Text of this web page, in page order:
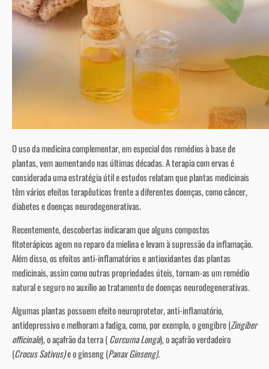
O uso da medicina complementar, em especial dos remédios à base de
plantas, vem aumentando nas últimas décadas. A terapia com ervas é
considerada uma estratégia útil e estudos relatam que plantas medicinais
têm vários efeitos terapêuticos frente a diferentes doenças, como câncer,
diabetes e doenças neurodegenerativas.
Recentemente, descobertas indicaram que alguns compostos
fitoterápicos agem no reparo da mielina e levam à supressão da inflamação.
Além disso, os efeitos anti-inflamatórios e antioxidantes das plantas
medicinais, assim como outras propriedades úteis, tornam-as um remédio
natural e seguro no auxílio ao tratamento de doenças neurodegenerativas.
Algumas plantas possuem efeito neuroprotetor, anti-inflamatório,
antidepressivo e melhoram a fadiga, como, por exemplo, o gengibre (Zingiber
officinale), o açafrão da terra (Curcuma Longa), o açafrão verdadeiro
(Crocus Sativus)e o ginseng (Panax Ginseng).